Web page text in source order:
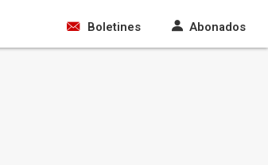
Boletines Abonados